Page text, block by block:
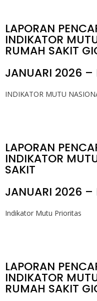
LAPORAN
INDIKATOR
RUMAH SAKIT
JANUARI 2026
INDIKATOR MUTU
LAPORAN
INDIKATOR
SAKIT
JANUARI 2026
Indikator Mutu Prioritas
LAPORAN
INDIKATOR
RUMAH SAKIT